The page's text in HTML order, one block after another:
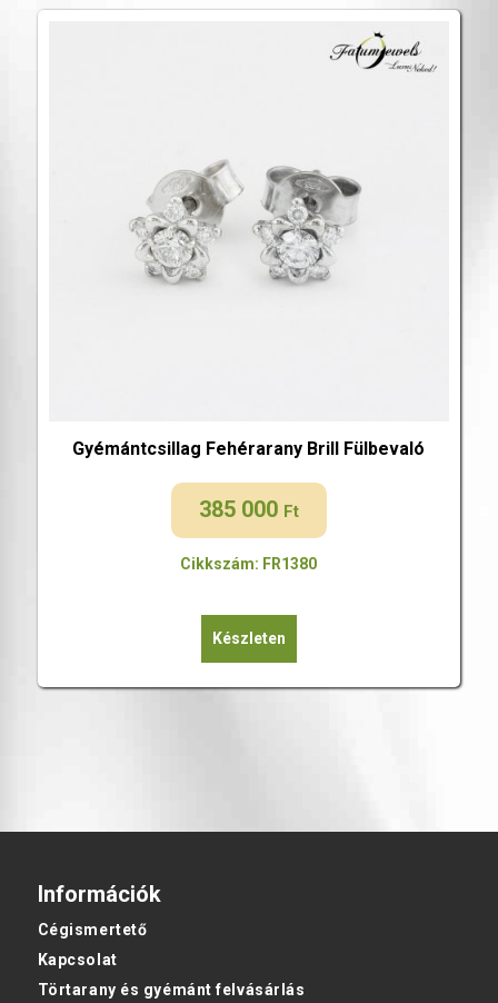
Gyémántcsillag Fehérarany Brill Fülbevaló
385 000 Ft
Cikkszám: FR1380
Készleten
Információk
Cégismertető
Kapcsolat
Törtarany és gyémánt felvásárlás